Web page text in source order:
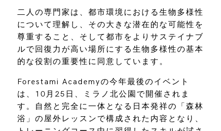
二人の専門家は、都市環境における生物多様性
について理解し、その大きな潜在的な可能性を
尊重すること、そして都市をよりサステイナブ
ルで回復力が高い場所にする生物多様性の基本
的な役割の重要性に同意しています。
Forestami Academyの今年最後のイベント
は、10月25日、ミラノ北公園で開催されま
す。自然と完全に一体となる日本発祥の「森林
浴」の屋外レッスンで構成された内容となり、